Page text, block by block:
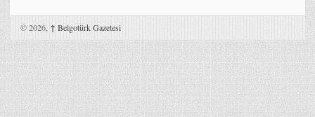
© 2026, ↑ Belgotürk Gazetesi